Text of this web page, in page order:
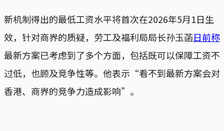
新机制得出的最低工资水平将首次在2026年5月1日生
效，针对商界的质疑，劳工及福利局局长孙玉菡日前称
最新方案已考虑到了多个方面，包括既可以保障工资不
过低，也顾及竞争性等。他表示“看不到最新方案会对
香港、商界的竞争力造成影响”。